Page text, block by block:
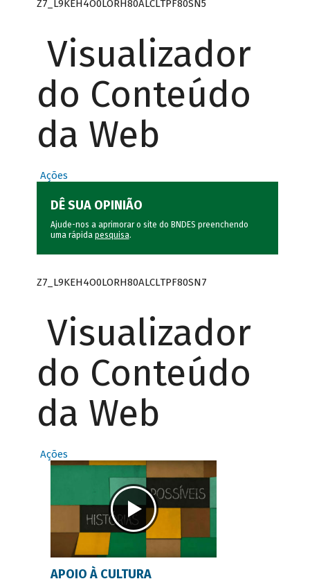
Z7_L9KEH4O0LORH80ALCLTPF80SN5
Visualizador
do Conteúdo
da Web
Ações
DÊ SUA OPINIÃO
Ajude-nos a aprimorar o site do BNDES preenchendo
uma rápida pesquisa.
Z7_L9KEH4O0LORH80ALCLTPF80SN7
Visualizador
do Conteúdo
da Web
Ações
APOIO À CULTURA